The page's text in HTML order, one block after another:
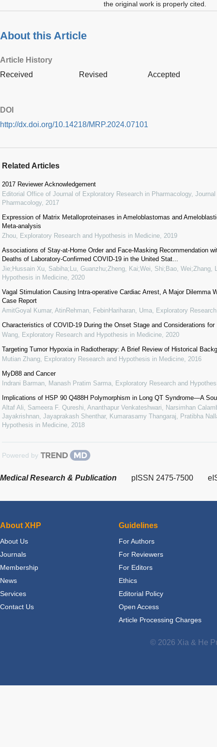
the original work is properly cited.
About this Article
Article History
Received
Revised Accepted
DOI
http://dx.doi.org/10.14218/MRP.2024.07101
Related Articles
2017 Reviewer Acknowledgement
Editorial Office of Journal of Exploratory Research in Pharmacology,
Pharmacology, 2017
Expression of Matrix Metalloproteinases in Ameloblastomas and
Meta-analysis
Zhou Exploratory Research and Hypothesis in Medicine 2019
Associations of Stay-at-Home Order and Face-Masking Recommendation
Deaths of Laboratory-Confirmed COVID-19 in the United Stat...
Jie;Hussain Xu, Sabiha;Lu, Guanzhu;Zheng, Kai;Wei, Shi;Bao, Wei;Zhang,
Hypothesis in Medicine 2020
Vagal Stimulation Causing Intra-operative Cardiac Arrest, A Major Dilemma
Case Report
AmitGoyal Kumar, AtinRehman, FebinHariharan, Uma
Exploratory
Characteristics of COVID-19 During the Onset Stage and Considerations for
Wang Exploratory Research and Hypothesis in Medicine 2020
Targeting Tumor Hypoxia in Radiotherapy: A Brief Review of Historical
Mutian Zhang Exploratory Research and Hypothesis in Medicine 2016
MyD88 and Cancer
Indrani Barman, Manash Pratim Sarma
Exploratory Research and
Implications of HSP 90 Q488H Polymorphism in Long QT Syndrome—A
Altaf Ali, Sameera F. Qureshi, Ananthapur Venkateshwari, Narsimhan
Jayakrishnan, Jayaprakash Shenthar, Kumarasamy Thangaraj, Pratibha
Hypothesis in Medicine 2018
Powered by
Medical Research & Publication pISSN 2475-7500
About XHP
About Us
Journals
Membership
News
Services
Contact Us
Guidelines
For Authors
For Reviewers
For Editors
Ethics
Editorial Policy
Open Access
Article Processing Charges
© 2026 Xia & He